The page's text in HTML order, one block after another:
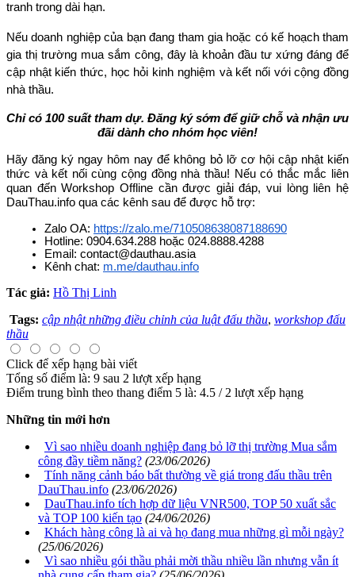
tranh trong dài hạn.
Nếu doanh nghiệp của bạn đang tham gia hoặc có kế hoạch tham
gia thị trường mua sắm công, đây là khoản đầu tư xứng đáng để
cập nhật kiến thức, học hỏi kinh nghiệm và kết nối với cộng đồng
nhà thầu.
Chỉ có 100 suất tham dự. Đăng ký sớm để giữ chỗ và nhận ưu
đãi dành cho nhóm học viên!
Hãy đăng ký ngay hôm nay để không bỏ lỡ cơ hội cập nhật kiến
thức và kết nối cùng cộng đồng nhà thầu! Nếu có thắc mắc liên
quan đến Workshop Offline cần được giải đáp, vui lòng liên hệ
DauThau.info qua các kênh sau để được hỗ trợ:
Zalo OA: https://zalo.me/710508638087188690
Hotline: 0904.634.288 hoặc 024.8888.4288
Email: contact@dauthau.asia
Kênh chat: m.me/dauthau.info
Tác giả: Hồ Thị Linh
Tags: cập nhật những điều chỉnh của luật đấu thầu, workshop đấu
thầu
Click để xếp hạng bài viết
Tổng số điểm là: 9 sau 2 lượt xếp hạng
Điểm trung bình theo thang điểm 5 là: 4.5 /2 lượt xếp hạng
Những tin mới hơn
Vì sao nhiều doanh nghiệp đang bỏ lỡ thị trường Mua sắm
công đầy tiềm năng? (23/06/2026)
Tính năng cảnh báo bất thường về giá trong đấu thầu trên
DauThau.info (23/06/2026)
DauThau.info tích hợp dữ liệu VNR500, TOP 50 xuất sắc
và TOP 100 kiến tạo (24/06/2026)
Khách hàng công là ai và họ đang mua những gì mỗi ngày?
(25/06/2026)
Vì sao nhiều gói thầu phải mời thầu nhiều lần nhưng vẫn ít